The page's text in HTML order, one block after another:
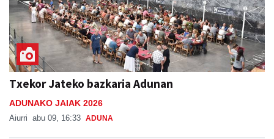
Txekor Jateko bazkaria Adunan
ADUNAKO JAIAK 2026
Aiurri abu 09, 16:33 ADUNA